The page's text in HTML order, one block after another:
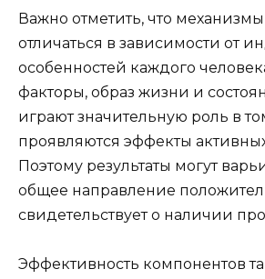
Важно отметить, что
отличаться в зависимости от
особенностей каждого
факторы, образ жизни и
играют значительную роль в
проявляются эффекты
Поэтому результаты могут
общее направление
свидетельствует о наличии
Эффективность компонентов